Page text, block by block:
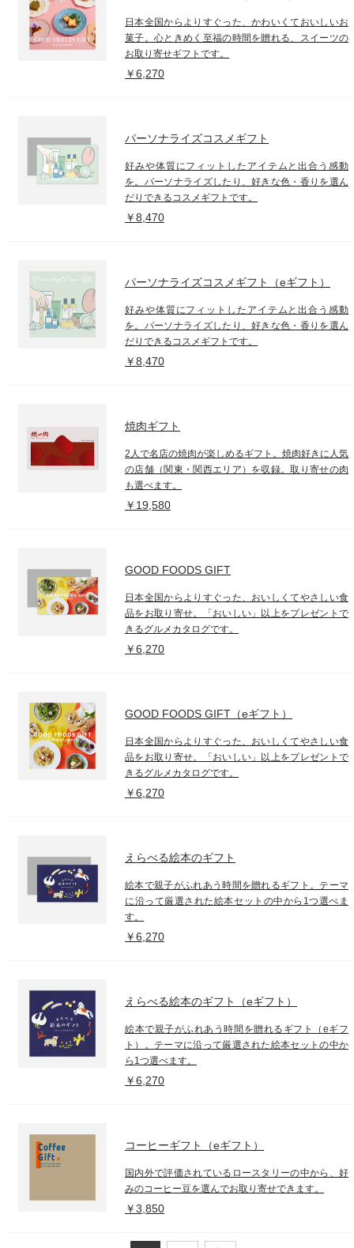
日本全国からよりすぐった、かわいくておいしいお
菓子。心ときめく至福の時間を贈れる、スイーツの
お取り寄せギフトです。
￥6,270
パーソナライズコスメギフト
好みや体質にフィットしたアイテムと出合う感動
を。パーソナライズしたり、好きな色・香りを選ん
だりできるコスメギフトです。
￥8,470
パーソナライズコスメギフト（eギフト）
好みや体質にフィットしたアイテムと出合う感動
を。パーソナライズしたり、好きな色・香りを選ん
だりできるコスメギフトです。
￥8,470
焼肉ギフト
2人で名店の焼肉が楽しめるギフト。焼肉好きに人気
の店舗（関東・関西エリア）を収録。取り寄せの肉
も選べます。
￥19,580
GOOD FOODS GIFT
日本全国からよりすぐった、おいしくてやさしい食
品をお取り寄せ。「おいしい」以上をプレゼントで
きるグルメカタログです。
￥6,270
GOOD FOODS GIFT（eギフト）
日本全国からよりすぐった、おいしくてやさしい食
品をお取り寄せ。「おいしい」以上をプレゼントで
きるグルメカタログです。
￥6,270
えらべる絵本のギフト
絵本で親子がふれあう時間を贈れるギフト。テーマ
に沿って厳選された絵本セットの中から1つ選べま
す。
￥6,270
えらべる絵本のギフト（eギフト）
絵本で親子がふれあう時間を贈れるギフト（eギフ
ト）。テーマに沿って厳選された絵本セットの中か
ら1つ選べます。
￥6,270
コーヒーギフト（eギフト）
国内外で評価されているロースタリーの中から、好
みのコーヒー豆を選んでお取り寄せできます。
￥3,850